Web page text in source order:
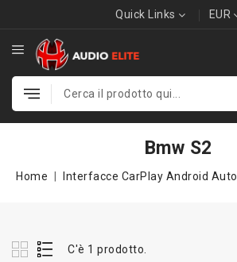
Quick Links EUR
Bmw S2
Home Interfacce CarPlay Android Auto
C'è 1 prodotto.